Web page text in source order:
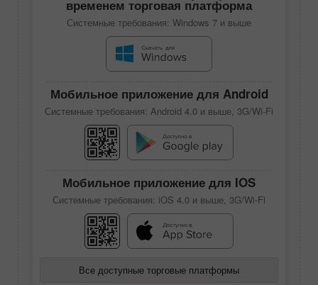
временем торговая платформа
Системные требования: Windows 7 и выше
Мобильное приложение для Android
Системные требования: Android 4.0 и выше, 3G/Wi-Fi
Мобильное приложение для IOS
Системные требования: iOS 4.0 и выше, 3G/Wi-Fi
Все доступные торговые платформы